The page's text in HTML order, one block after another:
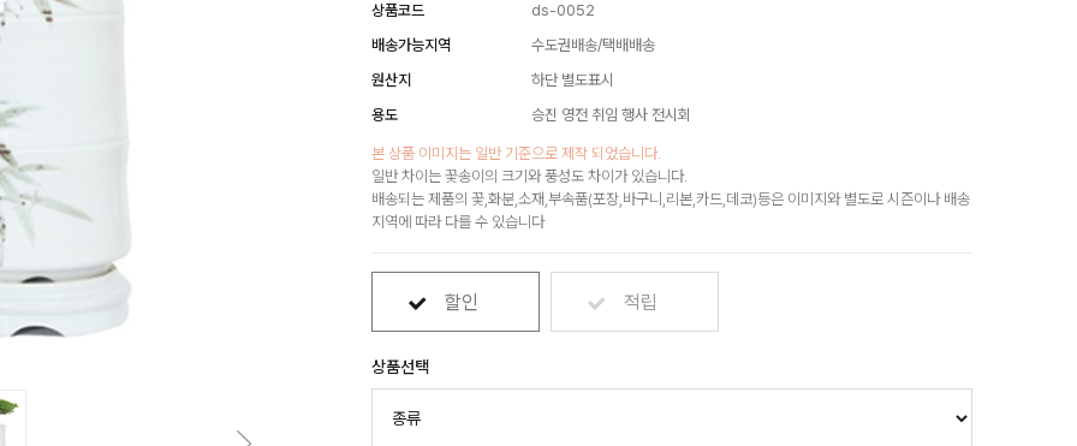
상품코드
ds-0052
배송가능지역
수도권배송/택배배송
원산지
하단 별도표시
용도
승진 영전 취임 행사 전시회
본 상품 이미지는 일반 기준으로 제작 되었습니다.
일반 차이는 꽃송이의 크기와 풍성도 차이가 있습니다.
배송되는 제품의 꽃,화분,소재,부속품(포장,바구니,리본,카드,데코)등은 이미지와 별도로 시즌이나 배송
지역에 따라 다를 수 있습니다
할인 적립
상품선택